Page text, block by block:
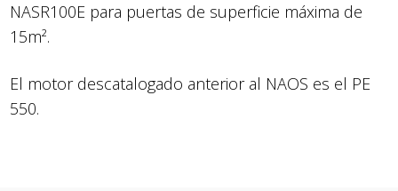
NASR100E para puertas de superficie máxima de
15m².
El motor descatalogado anterior al NAOS es el PE
550.